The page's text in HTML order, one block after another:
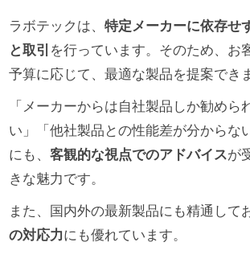
ラボテックは、特定メーカーに依存せ
と取引 を行っています。そのため、お
予算に応じて、最適な製品を提案でき
「メーカーからは自社製品しか勧めら
い」「他社製品との性能差が分からな
にも、客観的な視点でのアドバイスが
きな魅力です。
また、国内外の最新製品にも精通して
の対応力にも優れています。